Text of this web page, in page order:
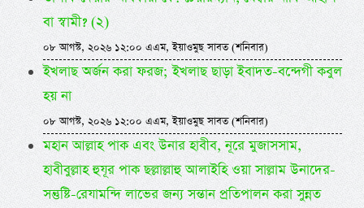
বা স্বামী? (২)
০৮ আগস্ট, ২০২৬ ১২:০০ এএম, ইয়াওমুছ সাবত (শনিবার)
ইখলাছ অর্জন করা ফরজ; ইখলাছ ছাড়া ইবাদত-বন্দেগী কবুল
হয় না
০৮ আগস্ট, ২০২৬ ১২:০০ এএম, ইয়াওমুছ সাবত (শনিবার)
মহান আল্লাহ পাক এবং উনার হাবীব, নূরে মুজাসসাম,
হাবীবুল্লাহ হুযূর পাক ছল্লাল্লাহু আলাইহি ওয়া সাল্লাম উনাদের-
সন্তুষ্টি-রেযামন্দি লাভের জন্য সন্তান প্রতিপালন করা সুন্নত